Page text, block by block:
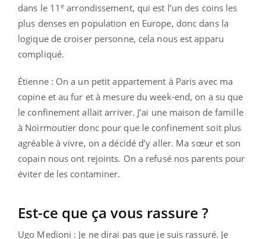
dans le 11 e arrondissement, qui est l’un des coins les
plus denses en population en Europe, donc dans la
logique de croiser personne, cela nous est apparu
compliqué.
Étienne : On a un petit appartement à Paris avec ma
copine et au fur et à mesure du week-end, on a su que
le confinement allait arriver. J’ai une maison de famille
à Noirmoutier donc pour que le confinement soit plus
agréable à vivre, on a décidé d’y aller. Ma sœur et son
copain nous ont rejoints. On a refusé nos parents pour
éviter de les contaminer.
Est-ce que ça vous rassure ?
Ugo Medioni : Je ne dirai pas que je suis rassuré. Je